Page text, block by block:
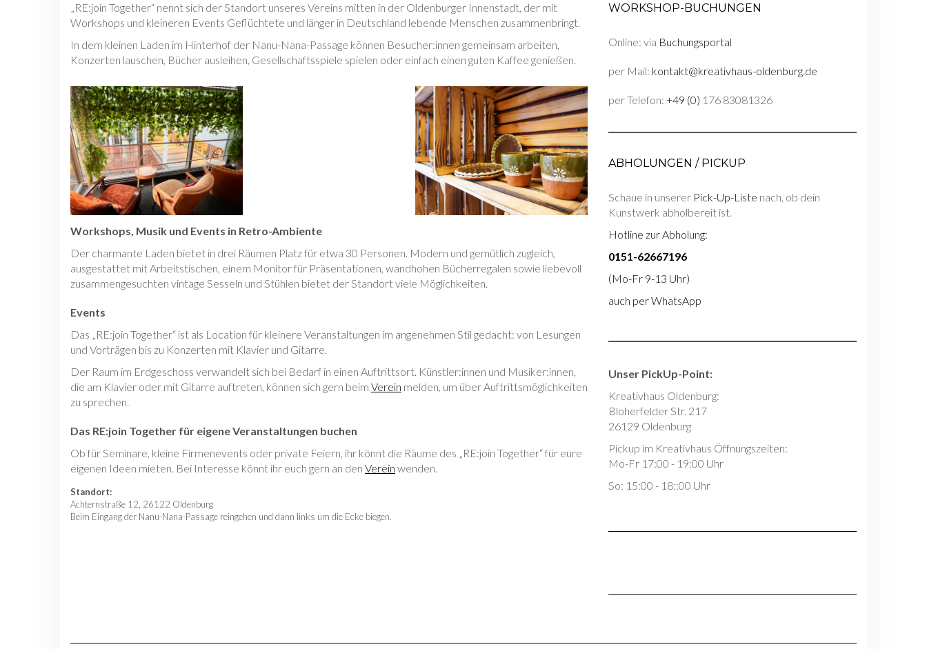
„RE:join Together“ nennt sich der Standort unseres Vereins mitten in der Oldenburger Innenstadt, der mit
Workshops und kleineren Events Geflüchtete und länger in Deutschland lebende Menschen zusammenbringt.
In dem kleinen Laden im Hinterhof der Nanu-Nana-Passage können Besucher:innen gemeinsam arbeiten,
Konzerten lauschen, Bücher ausleihen, Gesellschaftsspiele spielen oder einfach einen guten Kaffee genießen.
Workshops, Musik und Events in Retro-Ambiente
Der charmante Laden bietet in drei Räumen Platz für etwa 30 Personen. Modern und gemütlich zugleich,
ausgestattet mit Arbeitstischen, einem Monitor für Präsentationen, wandhohen Bücherregalen sowie liebevoll
zusammengesuchten vintage Sesseln und Stühlen bietet der Standort viele Möglichkeiten.
Events
Das „RE:join Together“ ist als Location für kleinere Veranstaltungen im angenehmen Stil gedacht: von Lesungen
und Vorträgen bis zu Konzerten mit Klavier und Gitarre.
Der Raum im Erdgeschoss verwandelt sich bei Bedarf in einen Auftrittsort. Künstler:innen und Musiker:innen,
die am Klavier oder mit Gitarre auftreten, können sich gern beim Verein melden, um über Auftrittsmöglichkeiten
zu sprechen.
Das RE:join Together für eigene Veranstaltungen buchen
Ob für Seminare, kleine Firmenevents oder private Feiern, ihr könnt die Räume des „RE:join Together“ für eure
eigenen Ideen mieten. Bei Interesse könnt ihr euch gern an den Verein wenden.
Standort:
Achternstraße 12, 26122 Oldenburg
Beim Eingang der Nanu-Nana-Passage reingehen und dann links um die Ecke biegen.
WORKSHOP-BUCHUNGEN
Online: via Buchungsportal
per Mail: kontakt@kreativhaus-oldenburg.de
per Telefon: +49 (0) 176 83081326
ABHOLUNGEN / PICKUP
Schaue in unserer Pick-Up-Liste nach, ob dein
Kunstwerk abholbereit ist.
Hotline zur Abholung:
0151-62667196
(Mo-Fr 9-13 Uhr)
auch per WhatsApp
Unser PickUp-Point:
Kreativhaus Oldenburg:
Bloherfelder Str. 217
26129 Oldenburg
Pickup im Kreativhaus Öffnungszeiten:
Mo-Fr 17:00 - 19:00 Uhr
So: 15:00 - 18::00 Uhr